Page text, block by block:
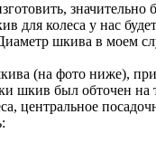
значительно
для колеса у нас
шкива в моем
(на фото ниже),
шкив был обточен на
центральное